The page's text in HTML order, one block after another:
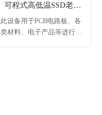
可程式高低温SSD老化试验箱
此设备用于PCB电路板、各
类材料、电子产品等进行高